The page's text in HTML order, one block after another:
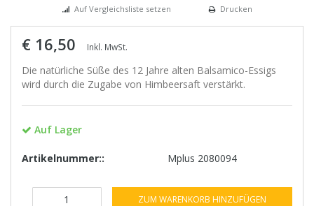
Auf Vergleichsliste setzen
Drucken
€ 16,50 Inkl. MwSt.
Die natürliche Süße des 12 Jahre alten Balsamico-Essigs
wird durch die Zugabe von Himbeersaft verstärkt.
Auf Lager
Artikelnummer:: Mplus 2080094
ZUM WARENKORB HINZUFÜGEN